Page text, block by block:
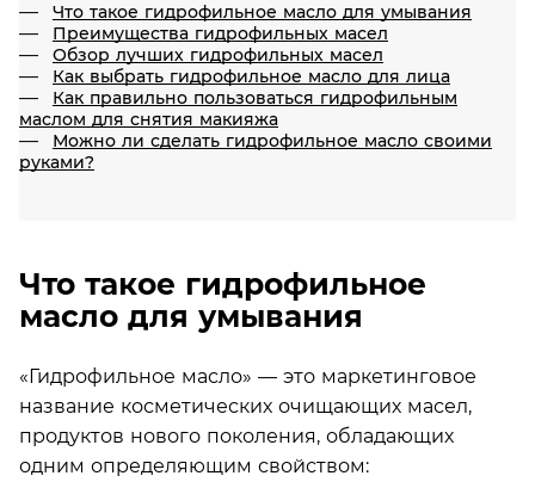
Что такое гидрофильное масло для умывания
Преимущества гидрофильных масел
Обзор лучших гидрофильных масел
Как выбрать гидрофильное масло для лица
Как правильно пользоваться гидрофильным
маслом для снятия макияжа
Можно ли сделать гидрофильное масло своими
руками?
Что такое гидрофильное
масло для умывания
«Гидрофильное масло» — это маркетинговое
название косметических очищающих масел,
продуктов нового поколения, обладающих
одним определяющим свойством: